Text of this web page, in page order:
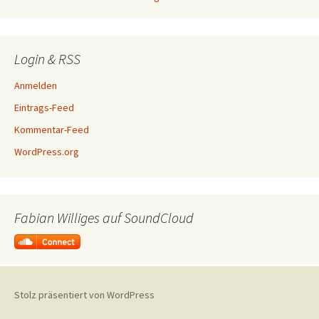
Login & RSS
Anmelden
Eintrags-Feed
Kommentar-Feed
WordPress.org
Fabian Williges auf SoundCloud
Stolz präsentiert von WordPress